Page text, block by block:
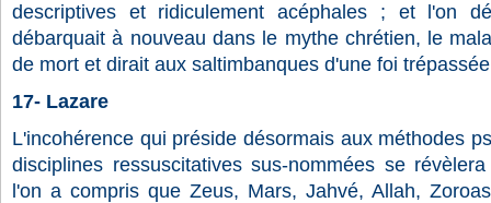
descriptives et ridiculement acéphales ; et l'on
débarquait à nouveau dans le mythe chrétien, le
de mort et dirait aux saltimbanques d'une foi
17- Lazare
L'incohérence qui préside désormais aux méthodes
disciplines ressuscitatives sus-nommées se
l'on a compris que Zeus, Mars, Jahvé, Allah,